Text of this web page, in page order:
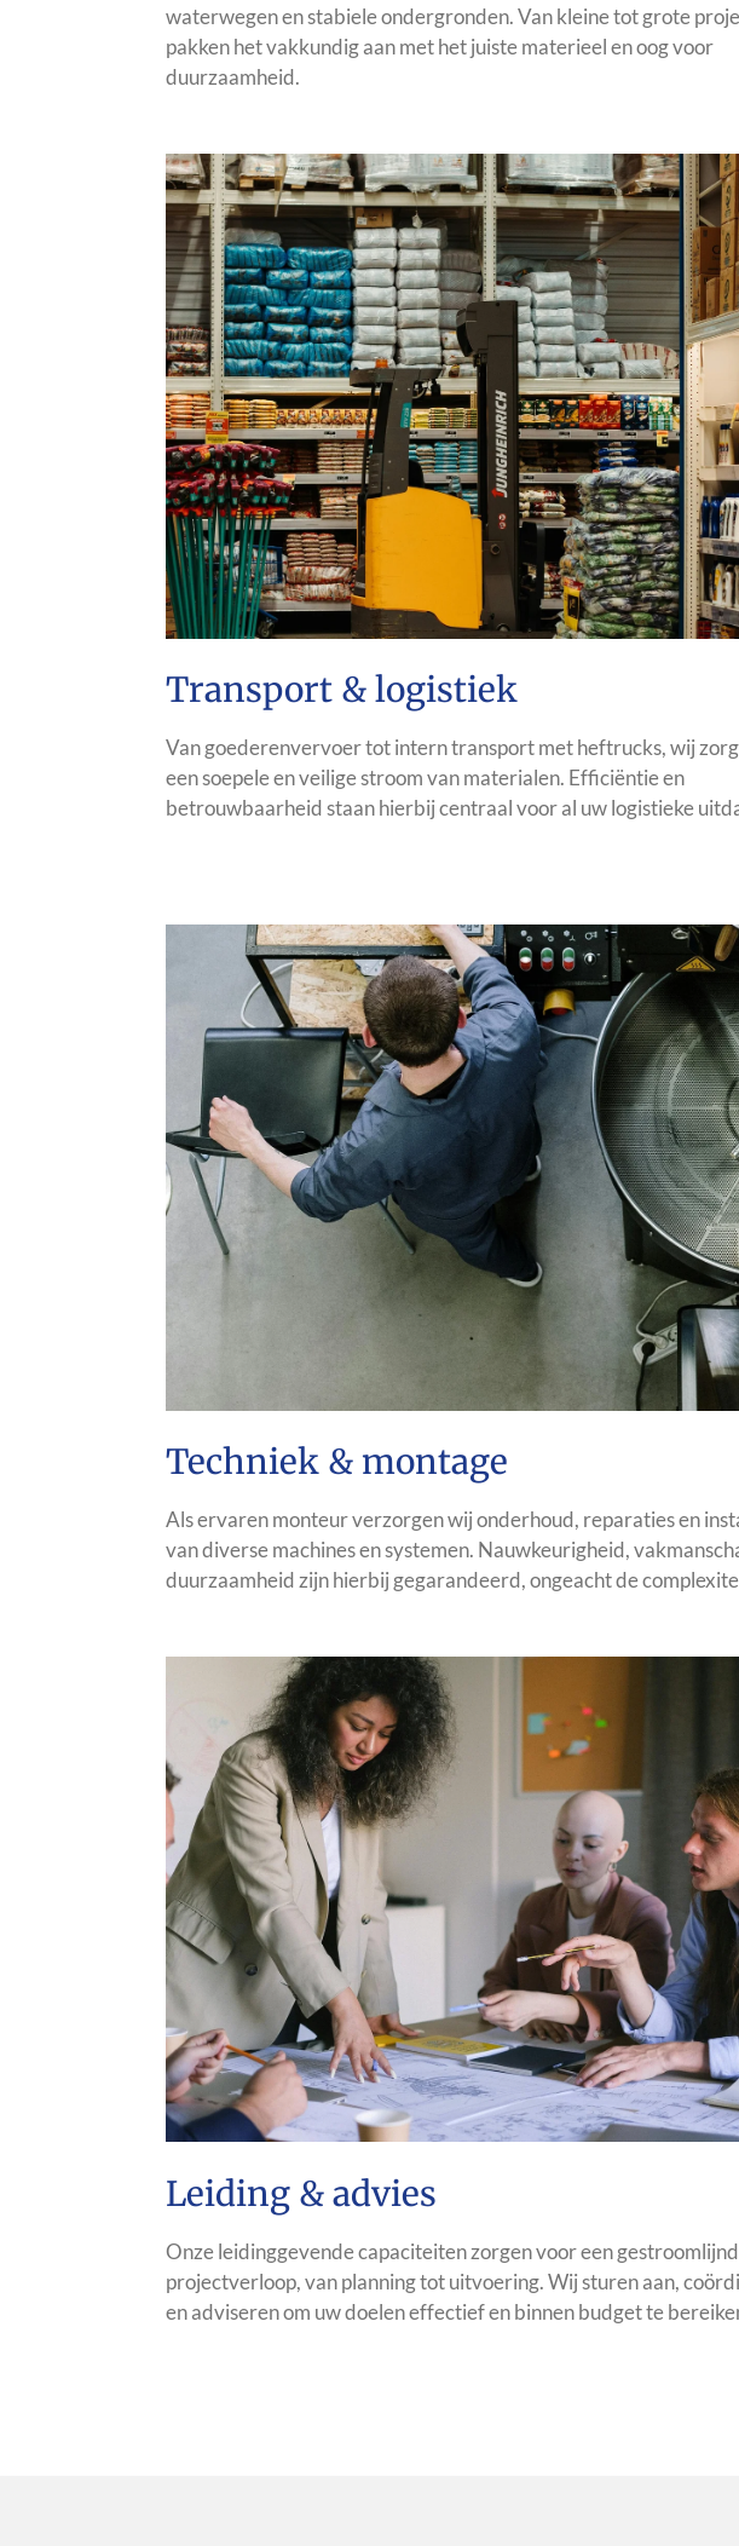
waterwegen en stabiele ondergronden. Van kleine tot grote
pakken het vakkundig aan met het juiste materieel en oog voor
duurzaamheid.
Transport & logistiek
Van goederenvervoer tot intern transport met heftrucks, wij
een soepele en veilige stroom van materialen. Efficiëntie en
betrouwbaarheid staan hierbij centraal voor al uw logistieke
Techniek & montage
Als ervaren monteur verzorgen wij onderhoud, reparaties en
van diverse machines en systemen. Nauwkeurigheid,
duurzaamheid zijn hierbij gegarandeerd, ongeacht de
Leiding & advies
Onze leidinggevende capaciteiten zorgen voor een gestroomlijnd
projectverloop, van planning tot uitvoering. Wij sturen aan,
en adviseren om uw doelen effectief en binnen budget te